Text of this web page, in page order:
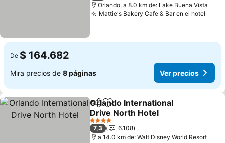
Orlando, a 8.0 km de: Lake Buena Vista
Mattie's Bakery Cafe & Bar en el hotel
De $ 164.682
Mira precios de 8 páginas Ver precios
CompartirAgregar a favoritos
Orlando International
Drive North Hotel
Ver precios
4 Estrellas
7,3
6.108
a 14.0 km de: Walt Disney World Resort